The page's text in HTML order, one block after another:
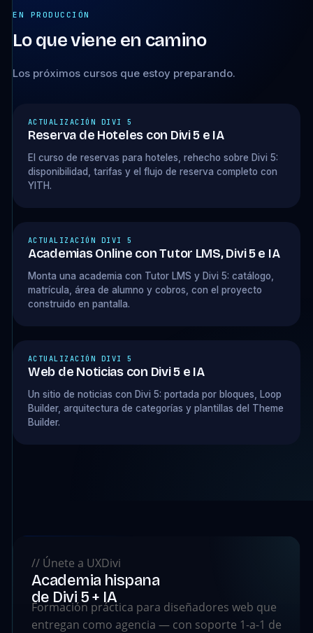
EN PRODUCCIÓN
Lo que viene en camino
Los próximos cursos que estoy preparando.
ACTUALIZACIÓN DIVI 5
Reserva de Hoteles con Divi 5 e IA
El curso de reservas para hoteles, rehecho sobre Divi 5:
disponibilidad, tarifas y el flujo de reserva completo con
YITH.
ACTUALIZACIÓN DIVI 5
Academias Online con Tutor LMS, Divi 5 e IA
Monta una academia con Tutor LMS y Divi 5: catálogo,
matrícula, área de alumno y cobros, con el proyecto
construido en pantalla.
ACTUALIZACIÓN DIVI 5
Web de Noticias con Divi 5 e IA
Un sitio de noticias con Divi 5: portada por bloques, Loop
Builder, arquitectura de categorías y plantillas del Theme
Builder.
// Únete a UXDivi
Academia hispana
de Divi 5 + IA
Formación práctica para diseñadores web que
entregan como agencia — con soporte 1-a-1 de